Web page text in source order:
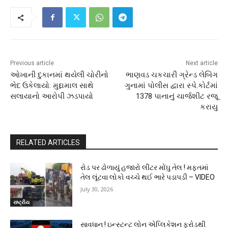
Previous article
ઓખાની દુકાનમાં થયેલી ચોરીનો
ભેદ ઉકેલાયો: મુદ્દામાલ સાથે
સલાયાનો આરોપી ઝડપાયો
Next article
ભાણવડ ચકચારી ગ્રેન્ડ લેબિંગ
ગુનામાં પોલીસ દ્વારા સ્પે.કોર્ટમાં
1378 પાનાનું ચાર્જશીટ રજૂ
કરાયુ
RELATED ARTICLES
રાષ્ટ્રીય
રોડ પર ઢોળાયું હજારો લીટર મોંઘુ તેલ ! મફતમાં
તેલ લૂંટવા લોકો વચ્ચે થઈ ભારે પડાપડી – VIDEO
July 30, 2026
સાવધાન ! ઇન્સ્ટન્ટ લોન એપ્લિકેશન ફ્રોડથી